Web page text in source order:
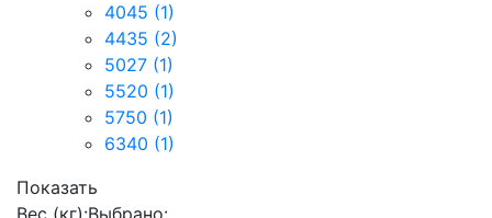
4045 (1)
4435 (2)
5027 (1)
5520 (1)
5750 (1)
6340 (1)
Показать